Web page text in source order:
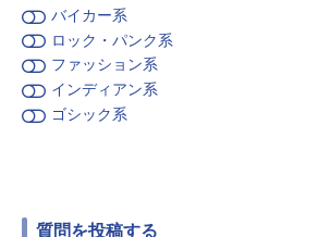
バイカー系
ロック・パンク系
ファッション系
インディアン系
ゴシック系
質問を投稿する